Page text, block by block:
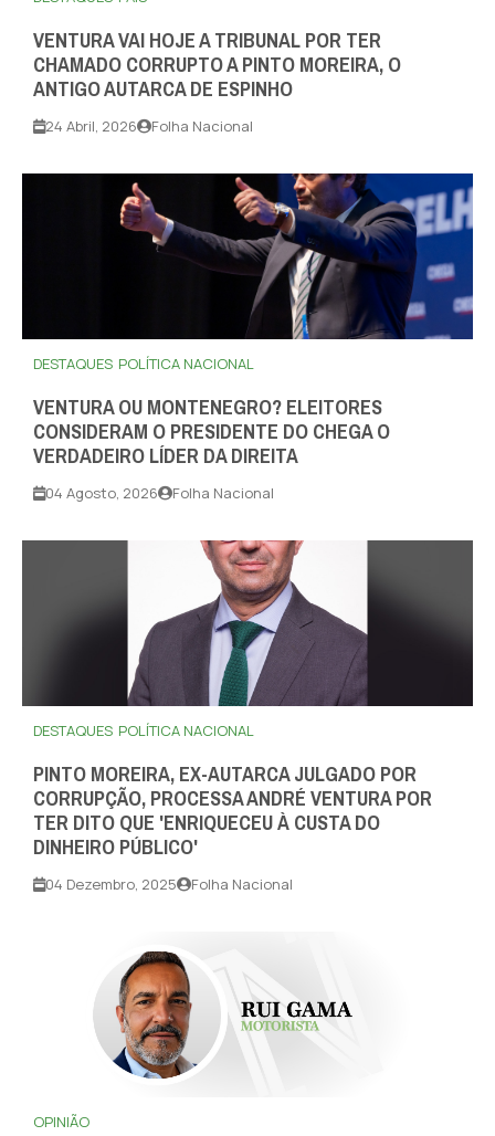
VENTURA VAI HOJE A TRIBUNAL POR TER
CHAMADO CORRUPTO A PINTO MOREIRA, O
ANTIGO AUTARCA DE ESPINHO
24 Abril, 2026 Folha Nacional
DESTAQUES POLÍTICA NACIONAL
VENTURA OU MONTENEGRO? ELEITORES
CONSIDERAM O PRESIDENTE DO CHEGA O
VERDADEIRO LÍDER DA DIREITA
04 Agosto, 2026 Folha Nacional
DESTAQUES POLÍTICA NACIONAL
PINTO MOREIRA, EX-AUTARCA JULGADO POR
CORRUPÇÃO, PROCESSA ANDRÉ VENTURA POR
TER DITO QUE 'ENRIQUECEU À CUSTA DO
DINHEIRO PÚBLICO'
04 Dezembro, 2025 Folha Nacional
OPINIÃO